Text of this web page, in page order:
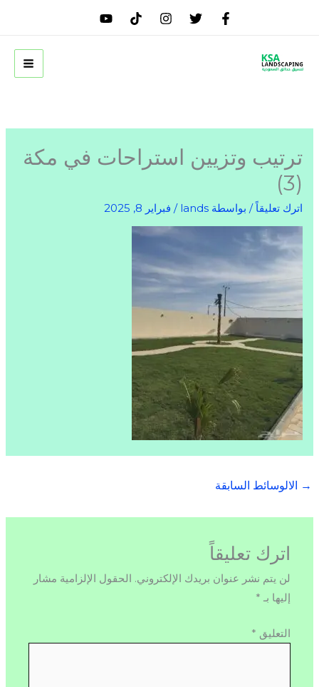
ترتيب وتزيين استراحات في مكة
(3)
اترك تعليقاً / بواسطة lands
/ فبراير 8, 2025
→ الالوسائط السابقة
اترك تعليقاً
لن يتم نشر عنوان بريدك الإلكتروني. الحقول الإلزامية مشار
إليها بـ *
التعليق *